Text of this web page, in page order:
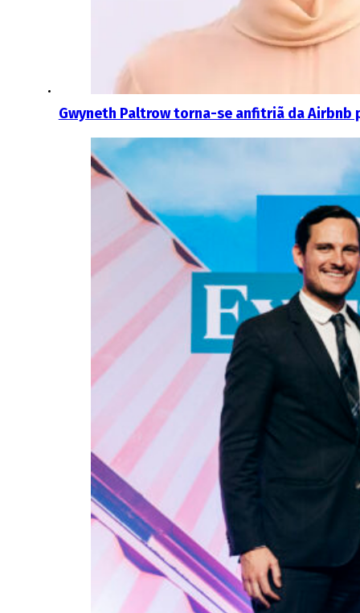
Gwyneth Paltrow torna-se anfitriã da Airbnb